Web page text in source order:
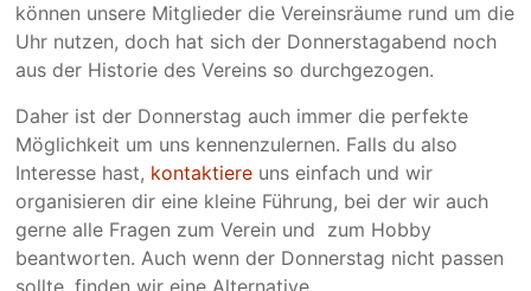
können unsere Mitglieder die Vereinsräume rund um die
Uhr nutzen, doch hat sich der Donnerstagabend noch
aus der Historie des Vereins so durchgezogen.
Daher ist der Donnerstag auch immer die perfekte
Möglichkeit um uns kennenzulernen. Falls du also
Interesse hast, kontaktiere uns einfach und wir
organisieren dir eine kleine Führung, bei der wir auch
gerne alle Fragen zum Verein und zum Hobby
beantworten. Auch wenn der Donnerstag nicht passen
sollte, finden wir eine Alternative.